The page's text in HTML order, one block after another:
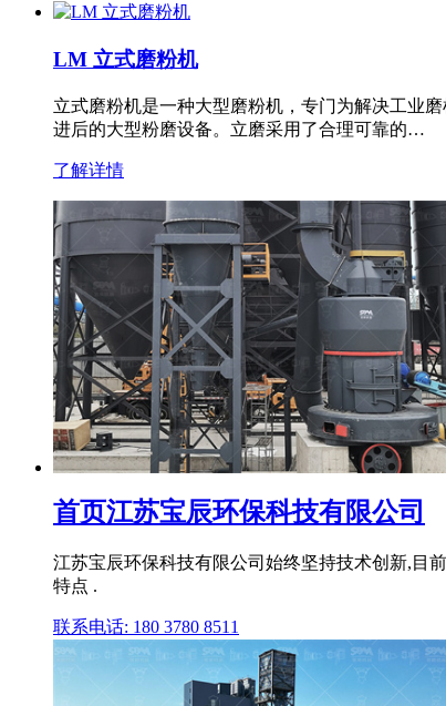
LM 立式磨粉机
立式磨粉机是一种大型磨粉机，专门为解决工业
进后的大型粉磨设备。立磨采用了合理可靠的…
了解详情
首页江苏宝辰环保科技有限公司
江苏宝辰环保科技有限公司始终坚持技术创新,目
特点 .
联系电话: 180 3780 8511